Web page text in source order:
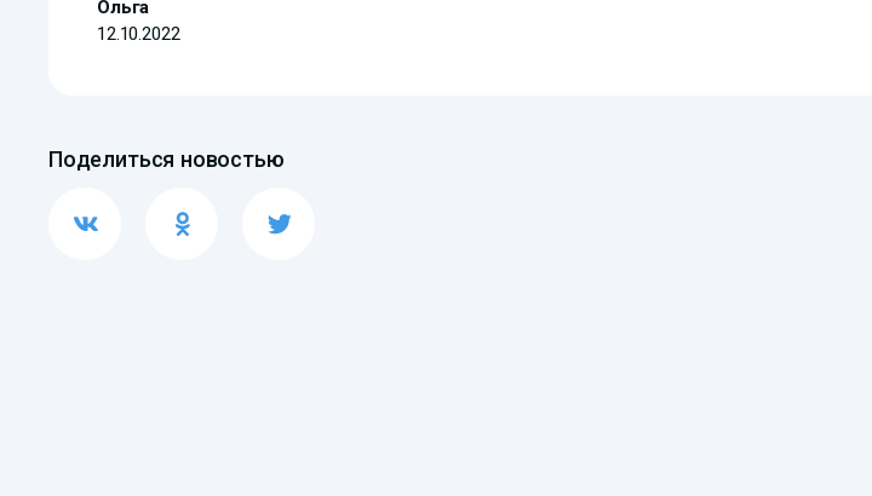
Ольга
12.10.2022
Поделиться новостью